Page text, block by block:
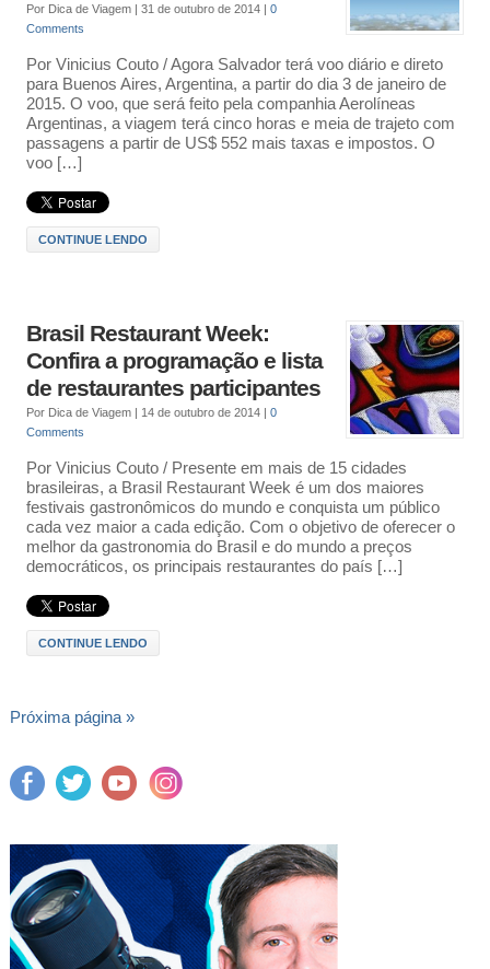
Por Dica de Viagem| 31 de outubro de 2014
0
Comments
Por Vinicius Couto / Agora Salvador terá voo diário e direto
para Buenos Aires, Argentina, a partir do dia 3 de janeiro de
2015. O voo, que será feito pela companhia Aerolíneas
Argentinas, a viagem terá cinco horas e meia de trajeto com
passagens a partir de US$ 552 mais taxas e impostos. O
voo […]
CONTINUE LENDO
Brasil Restaurant Week:
Confira a programação e lista
de restaurantes participantes
Por Dica de Viagem| 14 de outubro de 2014
0
Comments
Por Vinicius Couto / Presente em mais de 15 cidades
brasileiras, a Brasil Restaurant Week é um dos maiores
festivais gastronômicos do mundo e conquista um público
cada vez maior a cada edição. Com o objetivo de oferecer o
melhor da gastronomia do Brasil e do mundo a preços
democráticos, os principais restaurantes do país […]
CONTINUE LENDO
Próxima página »